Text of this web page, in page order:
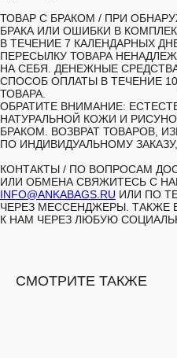
ТОВАР С БРАКОМ / ПРИ
БРАКА ИЛИ ОШИБКИ В
В ТЕЧЕНИЕ 7 КАЛЕНДАРНЫХ
ПЕРЕСЫЛКУ ТОВАРА
НА СЕБЯ. ДЕНЕЖНЫЕ
СПОСОБ ОПЛАТЫ В ТЕЧЕНИЕ
ТОВАРА.
ОБРАТИТЕ ВНИМАНИЕ:
НАТУРАЛЬНОЙ КОЖИ И
БРАКОМ. ВОЗВРАТ ТОВАРОВ,
ПО ИНДИВИДУАЛЬНОМУ
КОНТАКТЫ / ПО ВОПРОСАМ
ИЛИ ОБМЕНА СВЯЖИТЕСЬ С
INFO@ANKABAGS.RU ИЛИ ПО
ЧЕРЕЗ МЕССЕНДЖЕРЫ. ТАКЖЕ
К НАМ ЧЕРЕЗ ЛЮБУЮ
СМОТРИТЕ ТАКЖЕ